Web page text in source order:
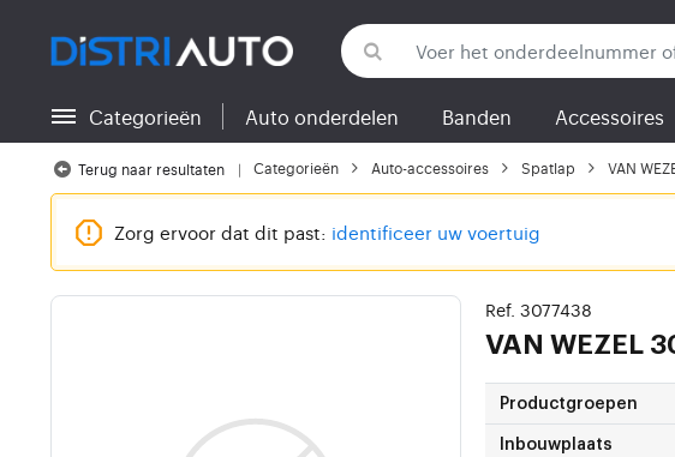
Terug naar categorieën
Categorieën Auto onderdelen Banden Accessoires
Terug naar resultaten Categorieën Auto-accessoires Spatlap VAN
Zorg ervoor dat dit past: identificeer uw voertuig
Ref. 3077438
VAN WEZEL
Productgroepen
Inbouwplaats